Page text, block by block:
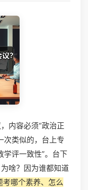
内容必须“政治正
次类似的，台上专
学评一致性”。台下
啥？因为谁都知道
考哪个素养、怎么